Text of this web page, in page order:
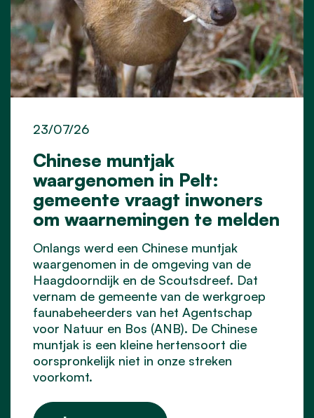
Chinese muntjak
waargenomen in Pelt:
gemeente vraagt inwoners
om waarnemingen te melden
23/07/26
Onlangs werd een Chinese muntjak
waargenomen in de omgeving van de
Haagdoorndijk en de Scoutsdreef. Dat
vernam de gemeente van de werkgroep
faunabeheerders van het Agentschap
voor Natuur en Bos (ANB). De Chinese
muntjak is een kleine hertensoort die
oorspronkelijk niet in onze streken
voorkomt.